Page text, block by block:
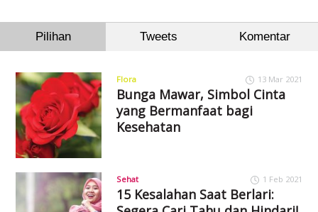
Pilihan Tweets Komentar
Flora 13 Mar 2021
Bunga Mawar, Simbol Cinta
yang Bermanfaat bagi
Kesehatan
Sehat 1 Feb 2021
15 Kesalahan Saat Berlari: